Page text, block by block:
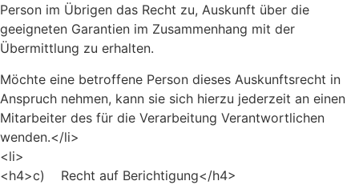
Person im Übrigen das Recht zu, Auskunft über die
geeigneten Garantien im Zusammenhang mit der
Übermittlung zu erhalten.
Möchte eine betroffene Person dieses Auskunftsrecht in
Anspruch nehmen, kann sie sich hierzu jederzeit an einen
Mitarbeiter des für die Verarbeitung Verantwortlichen
wenden.</li>
<li>
<h4>c) Recht auf Berichtigung</h4>